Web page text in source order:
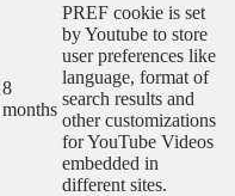
8
months
PREF cookie is set
by Youtube to store
user preferences like
language, format of
search results and
other customizations
for YouTube Videos
embedded in
different sites.